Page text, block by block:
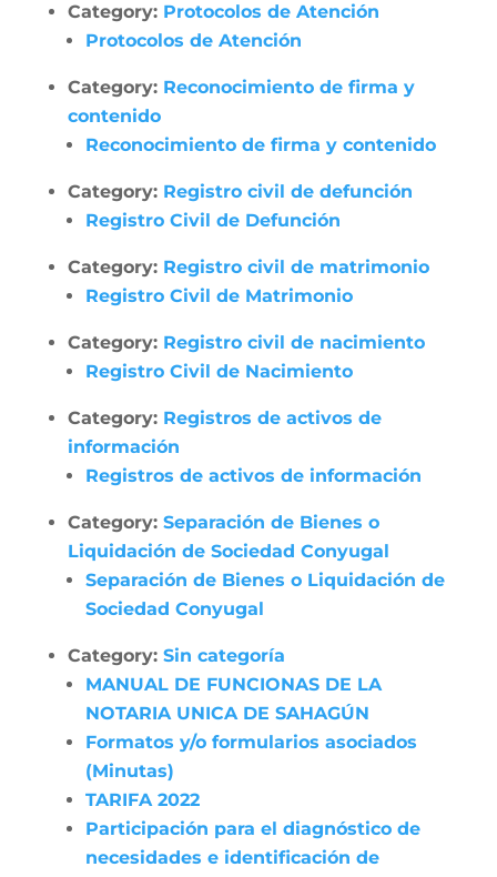
Category: Protocolos de Atención
Protocolos de Atención
Category: Reconocimiento de firma y
contenido
Reconocimiento de firma y contenido
Category: Registro civil de defunción
Registro Civil de Defunción
Category: Registro civil de matrimonio
Registro Civil de Matrimonio
Category: Registro civil de nacimiento
Registro Civil de Nacimiento
Category: Registros de activos de
información
Registros de activos de información
Category: Separación de Bienes o
Liquidación de Sociedad Conyugal
Separación de Bienes o Liquidación de
Sociedad Conyugal
Category: Sin categoría
MANUAL DE FUNCIONAS DE LA
NOTARIA UNICA DE SAHAGÚN
Formatos y/o formularios asociados
(Minutas)
TARIFA 2022
Participación para el diagnóstico de
necesidades e identificación de